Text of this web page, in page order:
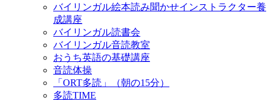
バイリンガル絵本読み聞かせインストラクター養
成講座
バイリンガル読書会
バイリンガル音読教室
おうち英語の基礎講座
音読体操
「ORT多読」（朝の15分）
多読TIME